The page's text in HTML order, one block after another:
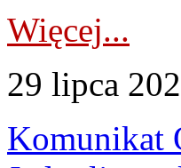
Więcej...
29 lipca
Komunikat